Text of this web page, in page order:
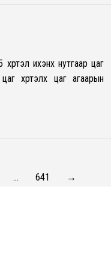
ихэнх нутгаар цаг
хүртэлх цаг агаарын
… 641 →